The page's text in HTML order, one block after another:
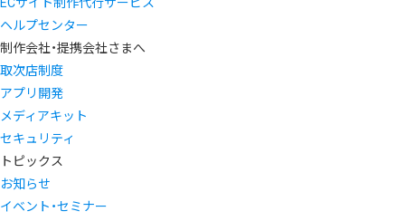
ECサイト制作代行サービス
ヘルプセンター
制作会社・提携会社さまへ
取次店制度
アプリ開発
メディアキット
セキュリティ
トピックス
お知らせ
イベント・セミナー